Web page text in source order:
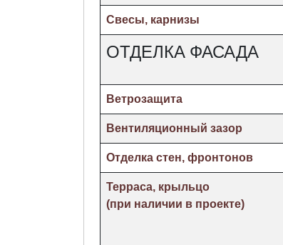
Свесы, карнизы
ОТДЕЛКА ФАСАДА
Ветрозащита
Вентиляционный зазор
Отделка стен, фронтонов
Терраса, крыльцо
(при наличии в проекте)